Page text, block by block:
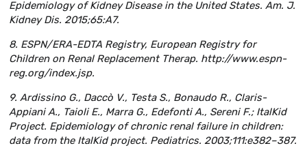
Epidemiology of Kidney Disease in the United States. Am. J.
Kidney Dis. 2015;65:A7.
8. ESPN/ERA-EDTA Registry, European Registry for
Children on Renal Replacement Therap. http://www.espn-
reg.org/index.jsp.
9. Ardissino G., Daccò V., Testa S., Bonaudo R., Claris-
Appiani A., Taioli E., Marra G., Edefonti A., Sereni F.; ItalKid
Project. Epidemiology of chronic renal failure in children:
data from the ItalKid project. Pediatrics. 2003;111:e382–387.